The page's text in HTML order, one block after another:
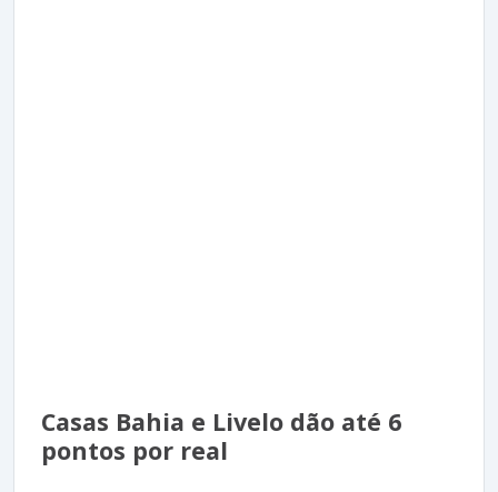
Casas Bahia e Livelo dão até 6
pontos por real